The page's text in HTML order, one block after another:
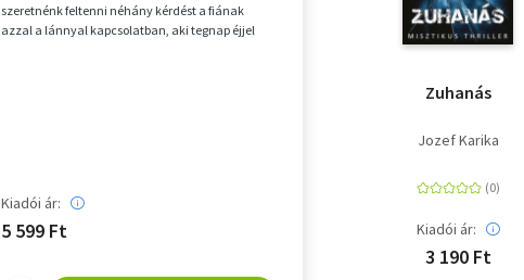
szeretnénk feltenni néhány kérdést a fiának
azzal a lánnyal kapcsolatban, aki tegnap éjjel
Kiadói ár:
5 599 Ft
Zuhanás
Jozef Karika
Kiadói ár:
3 190 Ft